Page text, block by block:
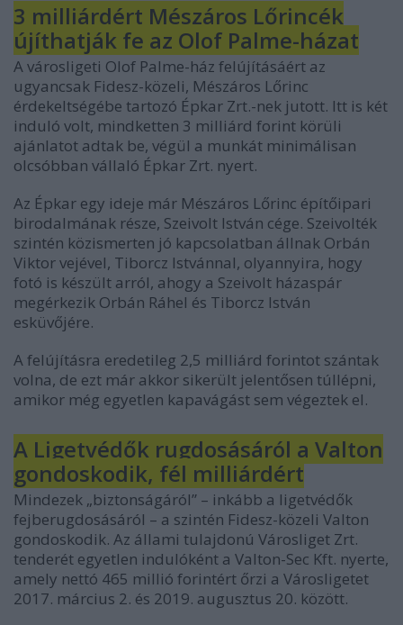
3 milliárdért Mészáros Lőrincék
újíthatják fe az Olof Palme-házat
A városligeti Olof Palme-ház felújításáért az
ugyancsak Fidesz-közeli, Mészáros Lőrinc
érdekeltségébe tartozó Épkar Zrt.-nek jutott. Itt is két
induló volt, mindketten 3 milliárd forint körüli
ajánlatot adtak be, végül a munkát minimálisan
olcsóbban vállaló Épkar Zrt. nyert.
Az Épkar egy ideje már Mészáros Lőrinc építőipari
birodalmának része, Szeivolt István cége. Szeivolték
szintén közismerten jó kapcsolatban állnak Orbán
Viktor vejével, Tiborcz Istvánnal, olyannyira, hogy
fotó is készült arról, ahogy a Szeivolt házaspár
megérkezik Orbán Ráhel és Tiborcz István
esküvőjére.
A felújításra eredetileg 2,5 milliárd forintot szántak
volna, de ezt már akkor sikerült jelentősen túllépni,
amikor még egyetlen kapavágást sem végeztek el.
A Ligetvédők rugdosásáról a Valton
gondoskodik, fél milliárdért
Mindezek „biztonságáról” – inkább a ligetvédők
fejberugdosásáról – a szintén Fidesz-közeli Valton
gondoskodik. Az állami tulajdonú Városliget Zrt.
tenderét egyetlen indulóként a Valton-Sec Kft. nyerte,
amely nettó 465 millió forintért őrzi a Városligetet
2017. március 2. és 2019. augusztus 20. között.